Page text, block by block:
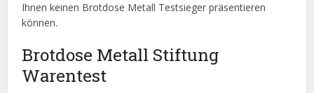
Ihnen keinen Brotdose Metall Testsieger präsentieren
können.
Brotdose Metall Stiftung
Warentest